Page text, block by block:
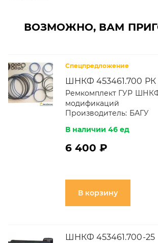
ВОЗМОЖНО, ВАМ
Спецпредложение
ШНКФ 453461.700 РК
Ремкомплект ГУР ШНКФ
модификаций
Производитель: БАГУ
В наличии 46 ед
6 400 ₽
В корзину
ШНКФ 453461.700-25